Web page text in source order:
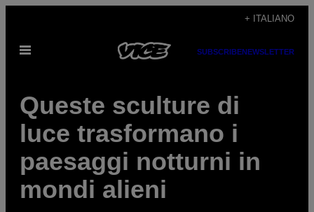
contenuto
+ ITALIANO
Apri
SUBSCRIBENEWSLETTER
Queste sculture di
luce trasformano i
paesaggi notturni in
mondi alieni